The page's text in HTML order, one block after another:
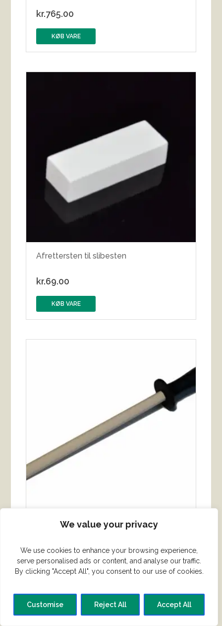
We value your privacy
We use cookies to enhance your browsing experience,
serve personalised ads or content, and analyse our traffic.
By clicking "Accept All", you consent to our use of cookies.
Customise Reject All Accept All
kr.765.00
KØB VARE
Afrettersten til slibesten
kr.69.00
KØB VARE
Keramisk strygestål – rillet overflade
kr. 295.00
KØB VARE